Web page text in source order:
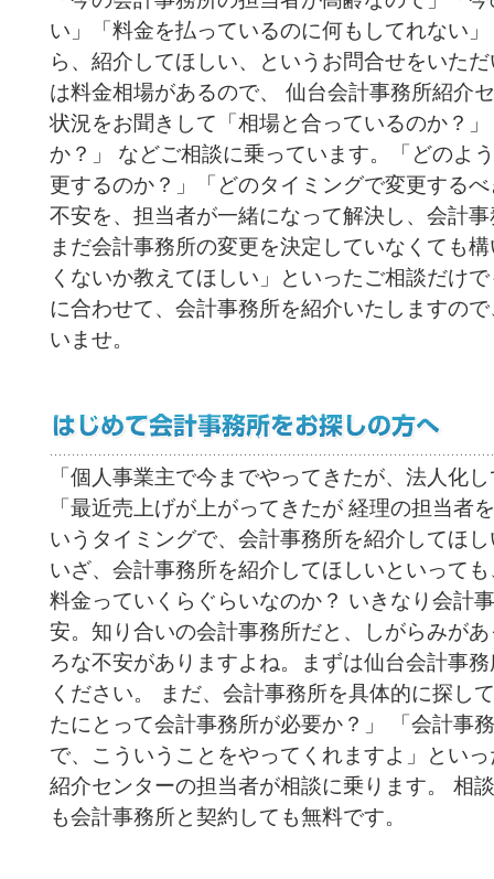
い」「料金を払っているのに何もしてれない
ら、紹介してほしい、というお問合せをいた
は料金相場があるので、 仙台会計事務所紹介
状況をお聞きして「相場と合っているのか？
か？」 などご相談に乗っています。「どのよ
更するのか？」「どのタイミングで変更する
不安を、担当者が一緒になって解決し、会計
まだ会計事務所の変更を決定していなくても
くないか教えてほしい」といったご相談だけ
に合わせて、会計事務所を紹介いたしますの
いませ。
「個人事業主で今までやってきたが、法人化
「最近売上げが上がってきたが 経理の担当者
いうタイミングで、会計事務所を紹介してほ
いざ、会計事務所を紹介してほしいといって
料金っていくらぐらいなのか？ いきなり会計
安。知り合いの会計事務所だと、しがらみが
ろな不安がありますよね。まずは仙台会計事
ください。 まだ、会計事務所を具体的に探し
たにとって会計事務所が必要か？」 「会計事
で、こういうことをやってくれますよ」とい
紹介センターの担当者が相談に乗ります。 相
も会計事務所と契約しても無料です。